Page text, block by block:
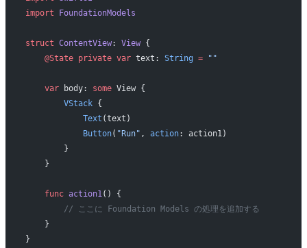
import FoundationModels
struct ContentView: View {
    @State
private var text: String = ""
    var
body: some View {
        VStack
{
            Text
(text)
            Button
( "Run" , action: action1)
        }
    }
    func
action1() {
        // ここに Foundation Models の処理を追加する
    }
}